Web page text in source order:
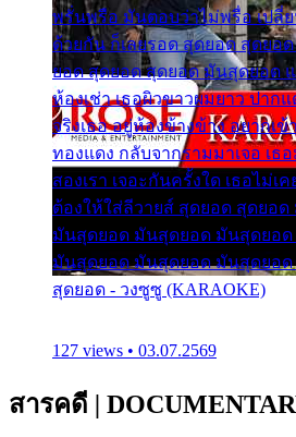
พรั่นพรือ มันตอบว่าไม่พรื่อ เปลี่ย
ด้วยกัน ก็เลยรอด สุดยอด สุดยอ
ยอด สุดยอด สุดยอด มันสุดยอด
ห้องเช่า เธอผิวขาวผมยาว ปาก
จริงเธอ อยู่ห้องข้างข้าง อยากเ
ทองแดง กลับจากรามมาเจอ เ
สองเรา เจอะกันครั้งใด เธอไม่เ
ต้องให้ใส่ลีวายส์ สุดยอด สุดยอ
มันสุดยอด มันสุดยอด มันสุดยอ
มันสุดยอด มันสุดยอด มันสุดยอ
สุดยอด - วงซูซู (KARAOKE)
127 views • 03.07.2569
สารคดี |